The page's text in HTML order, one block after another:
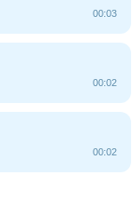
00:03
00:02
00:02